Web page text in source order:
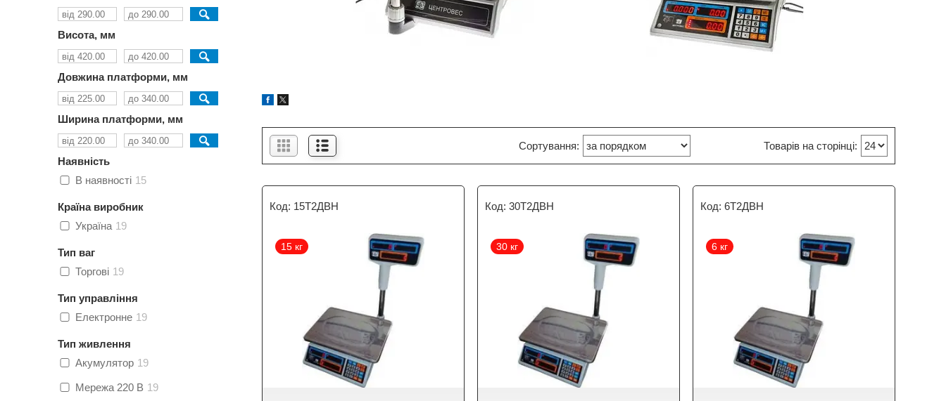
15Т2ДВН
15 кг
30Т2ДВН
30 кг
6Т2ДВН
6 кг
Висота, мм
Довжина платформи, мм
Ширина платформи, мм
Наявність
В наявності 15
Країна виробник
Україна 19
Тип ваг
Торгові 19
Тип управління
Електронне 19
Тип живлення
Акумулятор 19
Мережа 220 В 19